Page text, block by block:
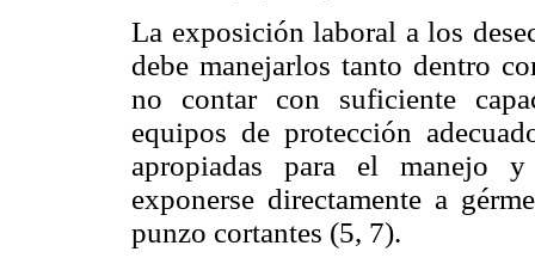
La exposición laboral a los
debe manejarlos tanto dentro
no contar con suficiente
equipos de protección
apropiadas para el manejo
exponerse directamente a
punzo cortantes (5, 7).